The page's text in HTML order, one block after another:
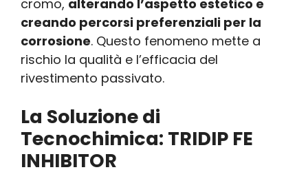
cromo, alterando l’aspetto estetico e
creando percorsi preferenziali per la
corrosione. Questo fenomeno mette a
rischio la qualità e l’efficacia del
rivestimento passivato.
La Soluzione di
Tecnochimica: TRIDIP FE
INHIBITOR